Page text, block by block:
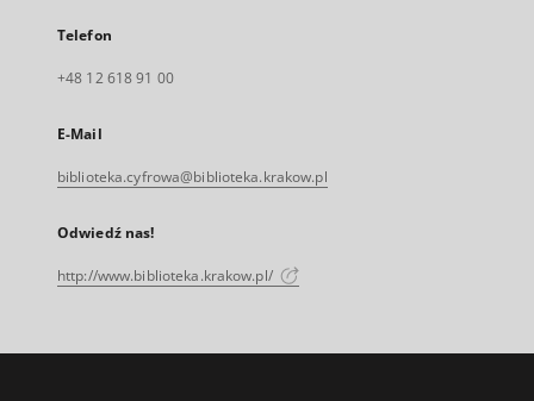
Telefon
+48 12 618 91 00
E-Mail
biblioteka.cyfrowa@biblioteka.krakow.pl
Odwiedź nas!
http://www.biblioteka.krakow.pl/